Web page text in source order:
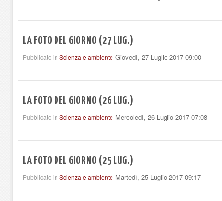
LA FOTO DEL GIORNO (27 LUG.)
Pubblicato in Scienza e ambiente Giovedì, 27 Luglio 2017 09:00
LA FOTO DEL GIORNO (26 LUG.)
Pubblicato in Scienza e ambiente Mercoledì, 26 Luglio 2017 07:08
LA FOTO DEL GIORNO (25 LUG.)
Pubblicato in Scienza e ambiente Martedì, 25 Luglio 2017 09:17